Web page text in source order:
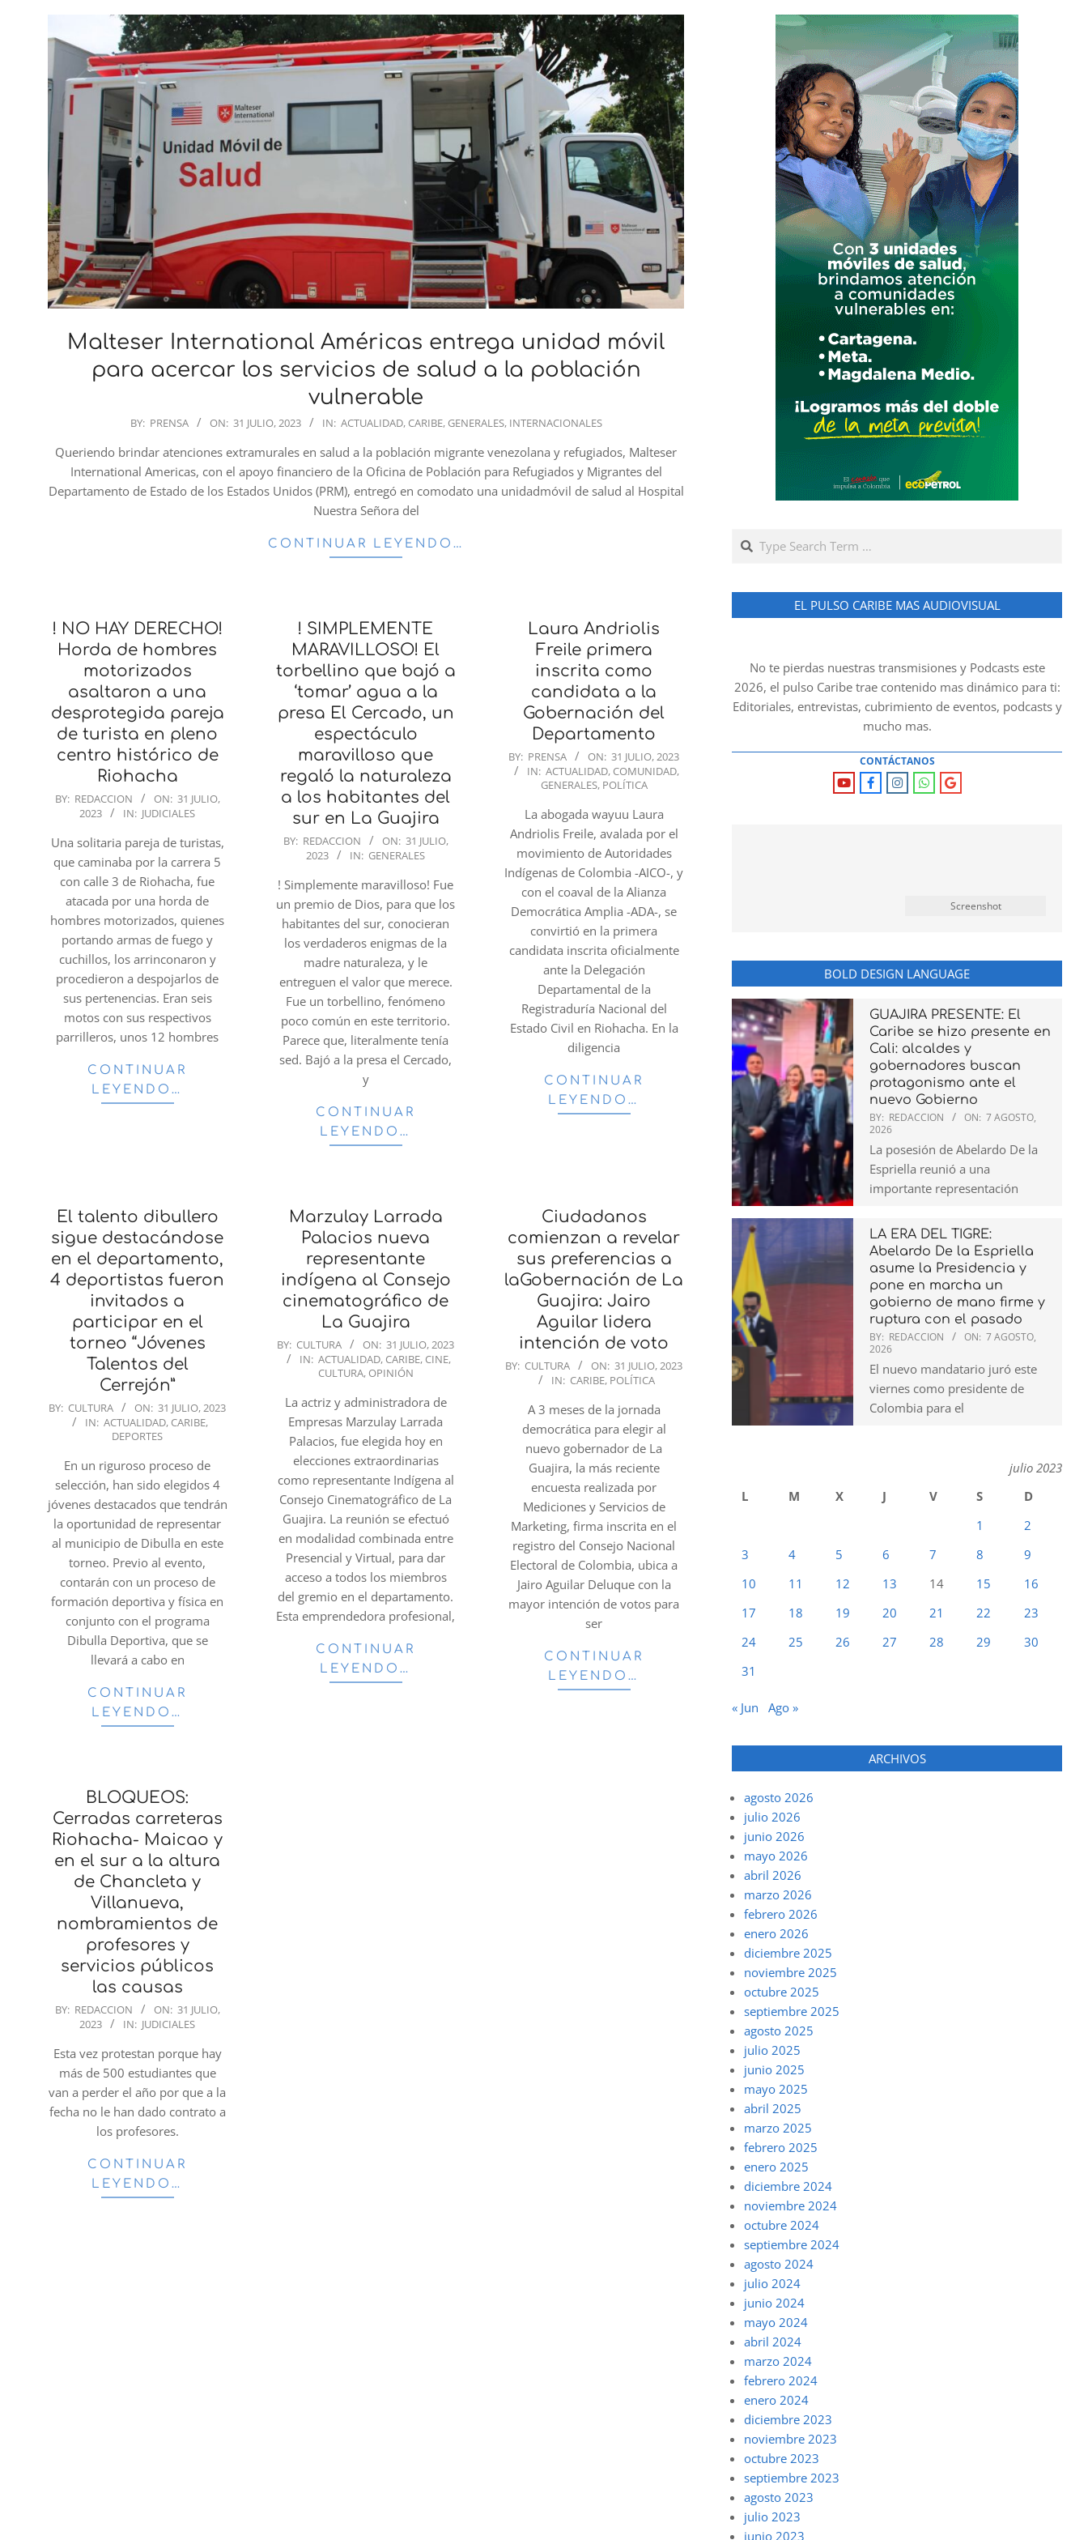
Malteser International Américas entrega unidad móvil
para acercar los servicios de salud a la población
vulnerable
31
BY: PRENSA ON: 31 JULIO, 2023 IN: ACTUALIDAD, CARIBE, GENERALES, INTERNACIONALES
Queriendo brindar atenciones extramurales en salud a la población migrante venezolana y refugiados, Malteser
International Americas, con el apoyo financiero de la Oficina de Población para Refugiados y Migrantes del
Departamento de Estado de los Estados Unidos (PRM), entregó en comodato una unidadmóvil de salud al Hospital
Nuestra Señora del
CONTINUAR LEYENDO…
! NO HAY DERECHO!
Horda de hombres
motorizados
asaltaron a una
desprotegida pareja
de turista en pleno
centro histórico de
Riohacha
2023-
31
BY: REDACCION ON: 31 JULIO,
2023
IN: JUDICIALES
Una solitaria pareja de turistas,
que caminaba por la carrera 5
con calle 3 de Riohacha, fue
atacada por una horda de
hombres motorizados, quienes
portando armas de fuego y
cuchillos, los arrinconaron y
procedieron a despojarlos de
sus pertenencias. Eran seis
motos con sus respectivos
parrilleros, unos 12 hombres
CONTINUAR
LEYENDO…
! SIMPLEMENTE
MARAVILLOSO! El
torbellino que bajó a
‘tomar’ agua a la
presa El Cercado, un
espectáculo
maravilloso que
regaló la naturaleza
a los habitantes del
sur en La Guajira
2023-
31
BY: REDACCION ON: 31 JULIO,
2023
IN: GENERALES
! Simplemente maravilloso! Fue
un premio de Dios, para que los
habitantes del sur, conocieran
los verdaderos enigmas de la
madre naturaleza, y le
entreguen el valor que merece.
Fue un torbellino, fenómeno
poco común en este territorio.
Parece que, literalmente tenía
sed. Bajó a la presa el Cercado,
y
CONTINUAR
LEYENDO…
Laura Andriolis
Freile primera
inscrita como
candidata a la
Gobernación del
Departamento
2023-
07-
BY: PRENSA ON: 31 JULIO, 2023
IN: ACTUALIDAD, COMUNIDAD,
GENERALES, POLÍTICA
La abogada wayuu Laura
Andriolis Freile, avalada por el
movimiento de Autoridades
Indígenas de Colombia -AICO-, y
con el coaval de la Alianza
Democrática Amplia -ADA-, se
convirtió en la primera
candidata inscrita oficialmente
ante la Delegación
Departamental de la
Registraduría Nacional del
Estado Civil en Riohacha. En la
diligencia
CONTINUAR
LEYENDO…
El talento dibullero
sigue destacándose
en el departamento,
4 deportistas fueron
invitados a
participar en el
torneo “Jóvenes
Talentos del
Cerrejón”
2023-
BY: CULTURA ON: 31 JULIO, 2023
IN: ACTUALIDAD, CARIBE,
DEPORTES
En un riguroso proceso de
selección, han sido elegidos 4
jóvenes destacados que tendrán
la oportunidad de representar
al municipio de Dibulla en este
torneo. Previo al evento,
contarán con un proceso de
formación deportiva y física en
conjunto con el programa
Dibulla Deportiva, que se
llevará a cabo en
CONTINUAR
LEYENDO…
Marzulay Larrada
Palacios nueva
representante
indígena al Consejo
cinematográfico de
La Guajira
2023-
07-
BY: CULTURA ON: 31 JULIO, 2023
IN: ACTUALIDAD, CARIBE, CINE,
CULTURA, OPINIÓN
La actriz y administradora de
Empresas Marzulay Larrada
Palacios, fue elegida hoy en
elecciones extraordinarias
como representante Indígena al
Consejo Cinematográfico de La
Guajira. La reunión se efectuó
en modalidad combinada entre
Presencial y Virtual, para dar
acceso a todos los miembros
del gremio en el departamento.
Esta emprendedora profesional,
CONTINUAR
LEYENDO…
Ciudadanos
comienzan a revelar
sus preferencias a
laGobernación de La
Guajira: Jairo
Aguilar lidera
intención de voto
2023-
BY: CULTURA ON: 31 JULIO, 2023
IN: CARIBE, POLÍTICA
A 3 meses de la jornada
democrática para elegir al
nuevo gobernador de La
Guajira, la más reciente
encuesta realizada por
Mediciones y Servicios de
Marketing, firma inscrita en el
registro del Consejo Nacional
Electoral de Colombia, ubica a
Jairo Aguilar Deluque con la
mayor intención de votos para
ser
CONTINUAR
LEYENDO…
BLOQUEOS:
Cerradas carreteras
Riohacha- Maicao y
en el sur a la altura
de Chancleta y
Villanueva,
nombramientos de
profesores y
servicios públicos
las causas
2023-
31
BY: REDACCION ON: 31 JULIO,
2023
IN: JUDICIALES
Esta vez protestan porque hay
más de 500 estudiantes que
van a perder el año por que a la
fecha no le han dado contrato a
los profesores.
CONTINUAR
LEYENDO…
Search
EL PULSO CARIBE MAS AUDIOVISUAL
No te pierdas nuestras transmisiones y Podcasts este
2026, el pulso Caribe trae contenido mas dinámico para ti:
Editoriales, entrevistas, cubrimiento de eventos, podcasts y
mucho mas.
CONTÁCTANOS
Screenshot
BOLD DESIGN LANGUAGE
GUAJIRA PRESENTE: El
Caribe se hizo presente en
Cali: alcaldes y
gobernadores buscan
protagonismo ante el
nuevo Gobierno
BY: REDACCION ON: 7 AGOSTO,
2026
La posesión de Abelardo De la
Espriella reunió a una
importante representación
LA ERA DEL TIGRE:
Abelardo De la Espriella
asume la Presidencia y
pone en marcha un
gobierno de mano firme y
ruptura con el pasado
BY: REDACCION ON: 7 AGOSTO,
2026
El nuevo mandatario juró este
viernes como presidente de
Colombia para el
julio 2023
L
M X J V S
D
1
2
3
4 5 6 7 8
9
10
11 12 13 14 15
16
17
18 19 20 21 22
23
24
25 26 27 28 29
30
31
« Jun Ago »
ARCHIVOS
agosto 2026
julio 2026
junio 2026
mayo 2026
abril 2026
marzo 2026
febrero 2026
enero 2026
diciembre 2025
noviembre 2025
octubre 2025
septiembre 2025
agosto 2025
julio 2025
junio 2025
mayo 2025
abril 2025
marzo 2025
febrero 2025
enero 2025
diciembre 2024
noviembre 2024
octubre 2024
septiembre 2024
agosto 2024
julio 2024
junio 2024
mayo 2024
abril 2024
marzo 2024
febrero 2024
enero 2024
diciembre 2023
noviembre 2023
octubre 2023
septiembre 2023
agosto 2023
julio 2023
junio 2023